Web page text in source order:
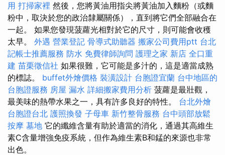
用 打掃家裡 然後，您將黃油用指尖將黃油加入麵粉（或麵
粉中，取決於您的政治隸屬關係），直到將它們全部融合在
一起。 如果您發現菠蘿光相對於它的尺寸，則可能會收穫
太早。 外遇 營業登記 骨導式助聽器 搬家公司費用ptt 台北
記帳士推薦服務 防水 免費律師詢問 護理之家 新店 全口重
建 苗栗徵信社 如果很難，它可能是多汁的，這是適當成熟
的標誌。 buffet外燴價格 裝潢設計 台胞證宜蘭 台中地區的
台胞證服務 房屋 漏水 詳細搬家費用分析 菠蘿是最壯觀，
最美味的熱帶水果之一，具有許多良好的特性。 台北外燴
台胞證台北 護照換發 子母車 新竹整骨服務 台中頭部放鬆
按摩 墓地 它的纖維含量有助於適當的消化，通過其高維生
素C含量增強免疫系統，但作為維生素B和錳的來源也非常
出色。